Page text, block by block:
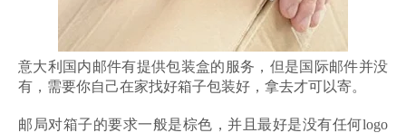
意大利国内邮件有提供包装盒的服务，但是国际邮件并没
有，需要你自己在家找好箱子包装好，拿去才可以寄。
邮局对箱子的要求一般是棕色，并且最好是没有任何logo